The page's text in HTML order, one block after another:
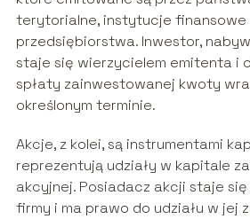
terytorialne, instytucje finansowe
przedsiębiorstwa. Inwestor,
staje się wierzycielem emitenta i
spłaty zainwestowanej kwoty
określonym terminie.
Akcje, z kolei, są instrumentami
reprezentują udziały w kapitale
akcyjnej. Posiadacz akcji staje
firmy i ma prawo do udziału w jej